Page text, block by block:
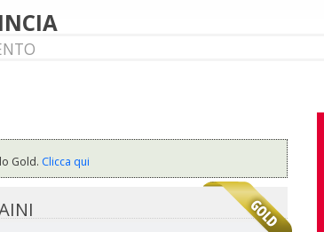
Gold. Clicca qui